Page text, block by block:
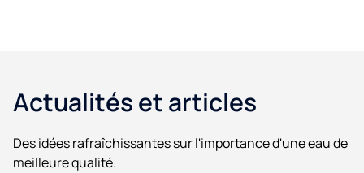
Actualités et articles
Des idées rafraîchissantes sur l'importance d'une eau de
meilleure qualité.